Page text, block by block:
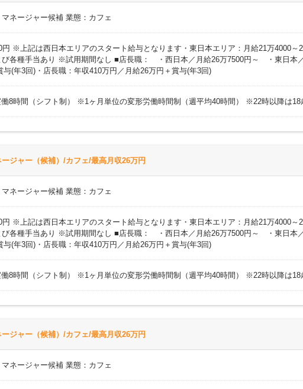
ネージャー候補 業態：カフェ
円 ※上記は西日本エリアのスタート給与となります・東日本エリア：月給21万4000
各種手当あり ※試用期間なし ■店長職： ・西日本／月給26万7500円～ ・東日本
(年3回)・店長職：年収410万円／月給26万円＋賞与(年3回)
8時間（シフト制） ※1ヶ月単位の変形労働時間制（週平均40時間） ※22時以降は18
ージャー（候補）/カフェ/最高月収26万円
ネージャー候補 業態：カフェ
円 ※上記は西日本エリアのスタート給与となります・東日本エリア：月給21万4000
各種手当あり ※試用期間なし ■店長職： ・西日本／月給26万7500円～ ・東日本
(年3回)・店長職：年収410万円／月給26万円＋賞与(年3回)
8時間（シフト制） ※1ヶ月単位の変形労働時間制（週平均40時間） ※22時以降は18
ージャー（候補）/カフェ/最高月収26万円
ネージャー候補 業態：カフェ